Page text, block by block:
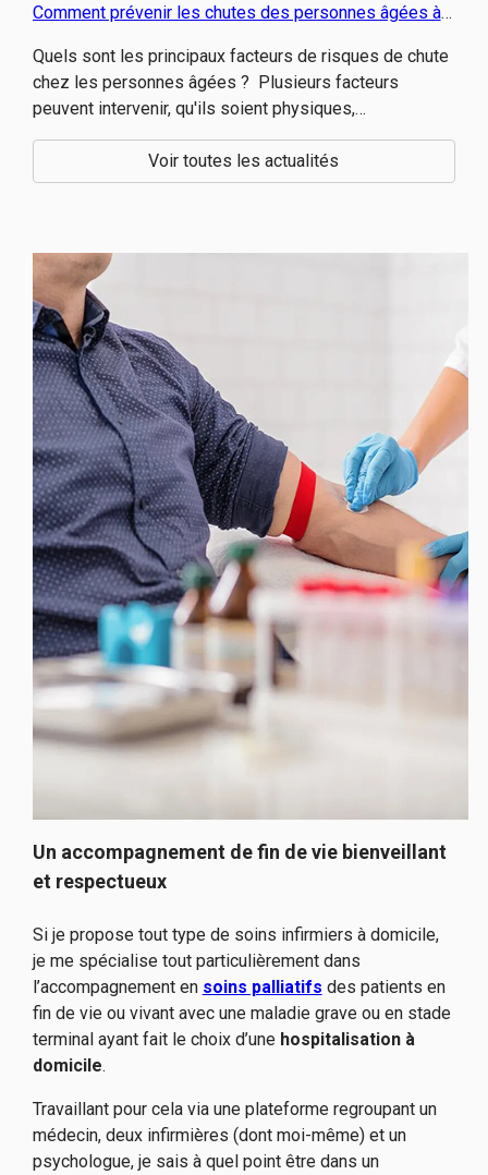
Comment prévenir les chutes des personnes âgées à
Quels sont les principaux facteurs de risques de chute
chez les personnes âgées ? Plusieurs facteurs
peuvent intervenir, qu'ils soient physiques,
Voir toutes les actualités
Un accompagnement de fin de vie bienveillant
et respectueux
Si je propose tout type de soins infirmiers à domicile,
je me spécialise tout particulièrement dans
l’accompagnement en soins palliatifs des patients en
fin de vie ou vivant avec une maladie grave ou en stade
terminal ayant fait le choix d’une hospitalisation à
domicile.
Travaillant pour cela via une plateforme regroupant un
médecin, deux infirmières (dont moi-même) et un
psychologue, je sais à quel point être dans un